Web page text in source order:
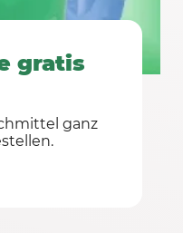
gratis
ganz